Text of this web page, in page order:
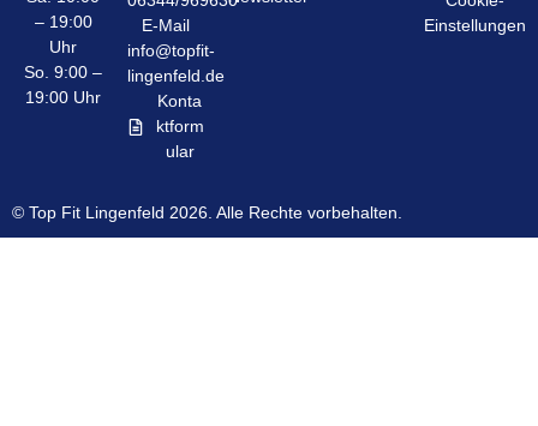
– 19:00
Uhr
So. 9:00 –
19:00 Uhr
E-Mail
info@topfit-
lingenfeld.de
Konta
ktform
ular
Einstellungen
© Top Fit Lingenfeld 2026. Alle Rechte vorbehalten.